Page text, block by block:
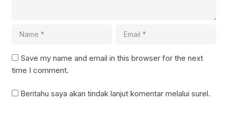
Save my name and email in this browser for the next
time I comment.
Beritahu saya akan tindak lanjut komentar melalui surel.